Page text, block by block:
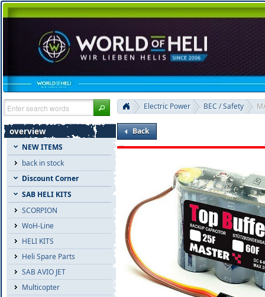
overview
NEW ITEMS
back in stock
Discount Corner
SAB HELI KITS
SCORPION
WoH-Line
HELI KITS
Heli Spare Parts
SAB AVIO JET
Multicopter
Electric Power BEC / Safety
Back